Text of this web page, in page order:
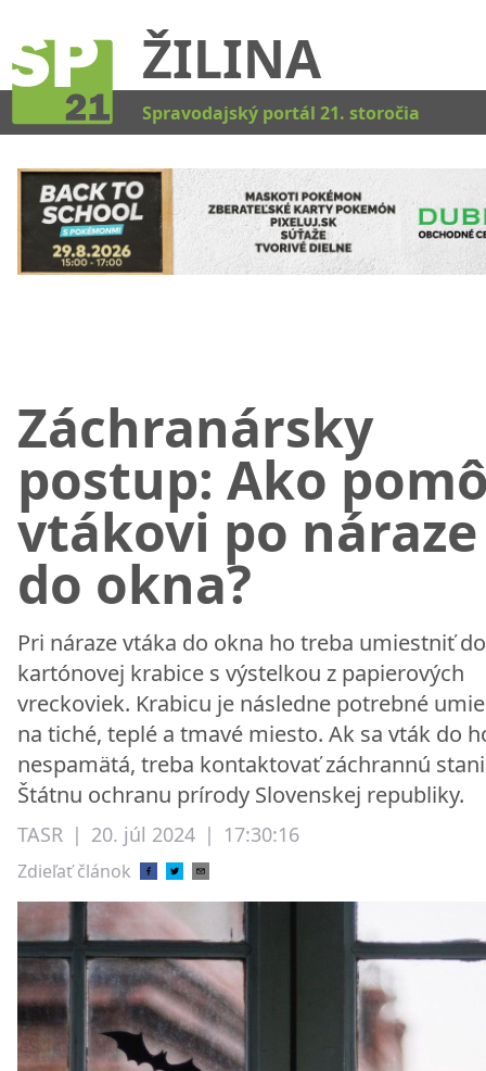
ŽILINA
Spravodajský portál 21. storočia
Záchranársky
postup: Ako
vtákovi po náraze
do okna?
Pri náraze vtáka do okna ho treba umiestniť do
kartónovej krabice s výstelkou z papierových
vreckoviek. Krabicu je následne potrebné
na tiché, teplé a tmavé miesto. Ak sa vták do
nespamätá, treba kontaktovať záchrannú
Štátnu ochranu prírody Slovenskej republiky.
TASR | 20. júl 2024 | 17:30:16
Zdieľať článok